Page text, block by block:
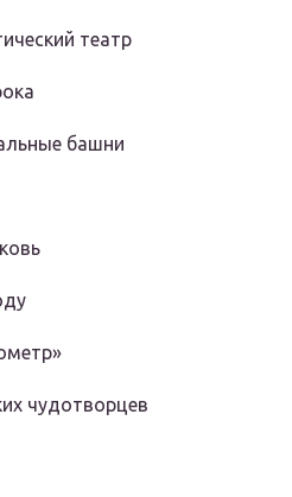
театр
башни
чудотворцев